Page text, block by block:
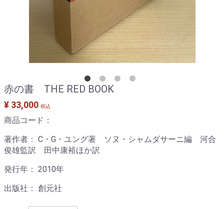
赤の書 THE RED BOOK
¥ 33,000 税込
商品コード：
著作者： C・G・ユング著 ソヌ・シャムダサーニ編 河合
俊雄監訳 田中康裕ほか訳
発行年： 2010年
出版社： 創元社